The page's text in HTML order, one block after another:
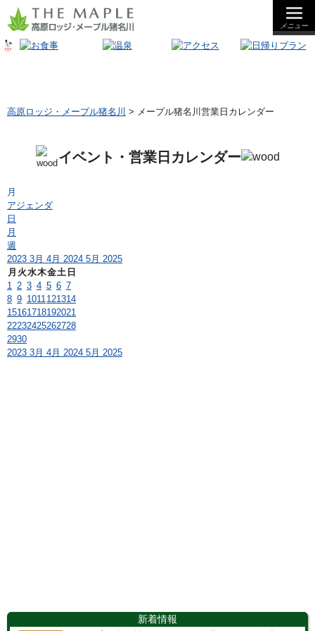
メニュー
高原ロッジ・メープル猪名川 > メープル猪名川営業日カレンダー
イベント・営業日カレンダー
月
アジェンダ
日
月
週
2023 3月 4月 2024 5月 2025
月 火水木金土 日
1 2 3 4 5 6 7
8 9 1011121314
15161718192021
22232425262728
2930
2023 3月 4月 2024 5月 2025
新着情報